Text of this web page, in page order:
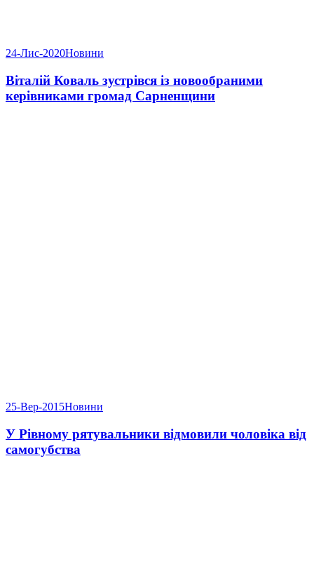
24-Лис-2020Новини
Віталій Коваль зустрівся із новообраними
керівниками громад Сарненщини
25-Вер-2015Новини
У Рівному рятувальники відмовили чоловіка від
самогубства